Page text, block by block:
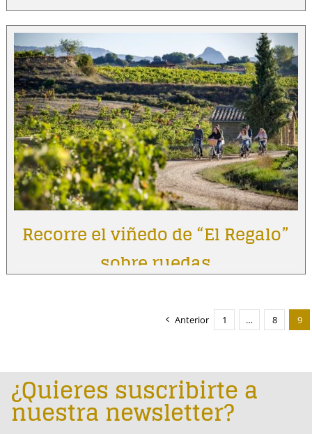
Recorre el viñedo de “El Regalo”
sobre ruedas
Anterior 1 … 8 9
¿Quieres suscribirte a
nuestra newsletter?